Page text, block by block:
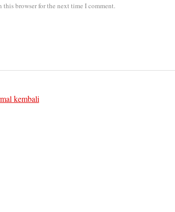
this browser for the next time I comment.
kembali